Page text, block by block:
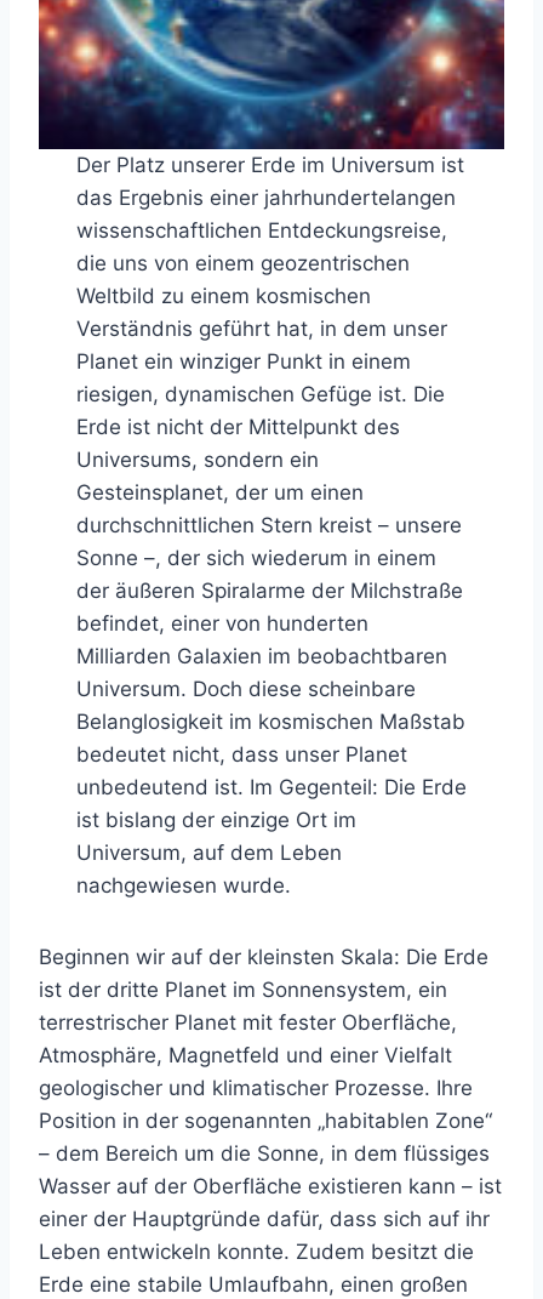
Der Platz unserer Erde im Universum ist
das Ergebnis einer jahrhundertelangen
wissenschaftlichen Entdeckungsreise,
die uns von einem geozentrischen
Weltbild zu einem kosmischen
Verständnis geführt hat, in dem unser
Planet ein winziger Punkt in einem
riesigen, dynamischen Gefüge ist. Die
Erde ist nicht der Mittelpunkt des
Universums, sondern ein
Gesteinsplanet, der um einen
durchschnittlichen Stern kreist – unsere
Sonne –, der sich wiederum in einem
der äußeren Spiralarme der Milchstraße
befindet, einer von hunderten
Milliarden Galaxien im beobachtbaren
Universum. Doch diese scheinbare
Belanglosigkeit im kosmischen Maßstab
bedeutet nicht, dass unser Planet
unbedeutend ist. Im Gegenteil: Die Erde
ist bislang der einzige Ort im
Universum, auf dem Leben
nachgewiesen wurde.
Beginnen wir auf der kleinsten Skala: Die Erde
ist der dritte Planet im Sonnensystem, ein
terrestrischer Planet mit fester Oberfläche,
Atmosphäre, Magnetfeld und einer Vielfalt
geologischer und klimatischer Prozesse. Ihre
Position in der sogenannten „habitablen Zone“
– dem Bereich um die Sonne, in dem flüssiges
Wasser auf der Oberfläche existieren kann – ist
einer der Hauptgründe dafür, dass sich auf ihr
Leben entwickeln konnte. Zudem besitzt die
Erde eine stabile Umlaufbahn, einen großen